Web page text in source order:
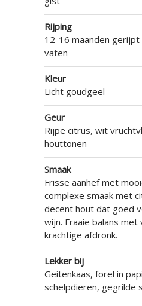
Rijping
12-16 maanden gerijpt
vaten
Kleur
Licht goudgeel
Geur
Rijpe citrus, wit
houttonen
Smaak
Frisse aanhef met
complexe smaak met
decent hout dat goed
wijn. Fraaie balans
krachtige afdronk.
Lekker bij
Geitenkaas, forel in
schelpdieren, gegrilde